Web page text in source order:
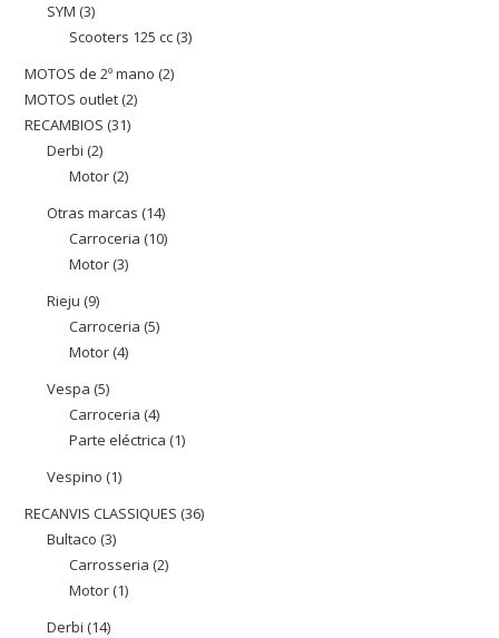
SYM 33
productes
Scooters 125 cc 33
MOTOS de 2º mano 22
MOTOS outlet 22
RECAMBIOS 3131
Derbi 22
productes
Motor 22
productes
Otras marcas 1414
productes
Carroceria 1010
Motor 33
Rieju 99
productes
Carroceria 55
Motor 44
Vespa 55
productes
Carroceria 44
productes
Parte eléctrica 11
Vespino 11
producte
RECANVIS CLASSIQUES 3636
Bultaco 33
productes
Carrosseria 22
Motor 11
Derbi 1414